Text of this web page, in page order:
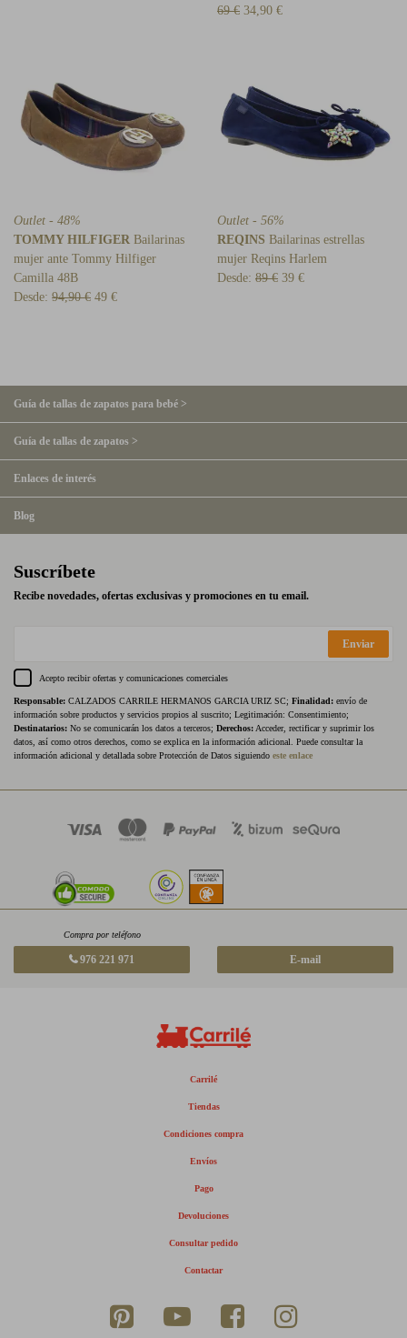
69 € 34,90 €
Outlet - 48%
TOMMY HILFIGER Bailarinas
mujer ante Tommy Hilfiger
Camilla 48B
Desde: 94,90 € 49 €
Outlet - 56%
REQINS Bailarinas estrellas
mujer Reqins Harlem
Desde: 89 € 39 €
Guía de tallas de zapatos para bebé >
Guía de tallas de zapatos >
Enlaces de interés
Blog
Suscríbete
Recibe novedades, ofertas exclusivas y promociones en tu email.
Enviar
Acepto recibir ofertas y comunicaciones comerciales
Responsable: CALZADOS CARRILE HERMANOS GARCIA URIZ SC; Finalidad: envío de
información sobre productos y servicios propios al suscrito; Legitimación: Consentimiento;
Destinatarios: No se comunicarán los datos a terceros; Derechos: Acceder, rectificar y suprimir los
datos, así como otros derechos, como se explica en la información adicional. Puede consultar la
información adicional y detallada sobre Protección de Datos siguiendo este enlace
Compra por teléfono
976 221 971 E-mail
Carrilé
Tiendas
Condiciones compra
Envíos
Pago
Devoluciones
Consultar pedido
Contactar